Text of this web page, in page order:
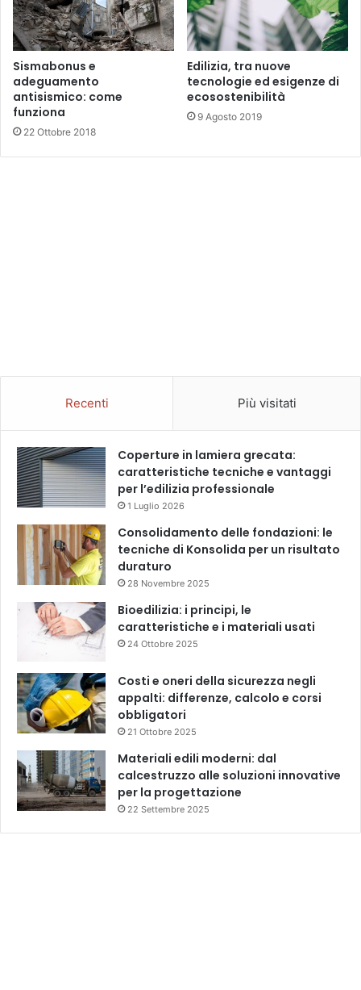
Sismabonus e
adeguamento
antisismico: come
funziona
22 Ottobre 2018
Edilizia, tra nuove
tecnologie ed esigenze di
ecosostenibilità
9 Agosto 2019
Recenti Più visitati
Coperture in lamiera grecata:
caratteristiche tecniche e vantaggi
per l’edilizia professionale
1 Luglio 2026
Consolidamento delle fondazioni: le
tecniche di Konsolida per un risultato
duraturo
28 Novembre 2025
Bioedilizia: i principi, le
caratteristiche e i materiali usati
24 Ottobre 2025
Costi e oneri della sicurezza negli
appalti: differenze, calcolo e corsi
obbligatori
21 Ottobre 2025
Materiali edili moderni: dal
calcestruzzo alle soluzioni innovative
per la progettazione
22 Settembre 2025